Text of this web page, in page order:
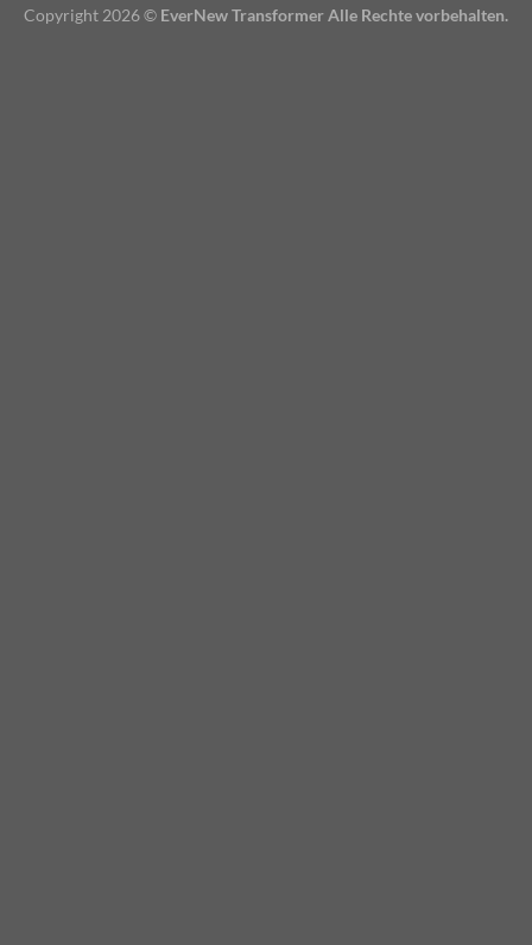
Copyright 2026 © EverNew Transformer Alle Rechte vorbehalten.